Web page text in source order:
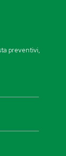
preventivi,